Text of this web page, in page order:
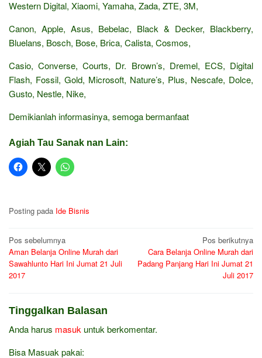
Western Digital, Xiaomi, Yamaha, Zada, ZTE, 3M,
Canon, Apple, Asus, Bebelac, Black & Decker, Blackberry,
Bluelans, Bosch, Bose, Brica, Calista, Cosmos,
Casio, Converse, Courts, Dr. Brown’s, Dremel, ECS, Digital
Flash, Fossil, Gold, Microsoft, Nature’s, Plus, Nescafe, Dolce,
Gusto, Nestle, Nike,
Demikianlah informasinya, semoga bermanfaat
Agiah Tau Sanak nan Lain:
Posting pada Ide Bisnis
Navigasi
pos
Pos sebelumnya
Aman Belanja Online Murah dari
Sawahlunto Hari Ini Jumat 21 Juli
2017
Pos berikutnya
Cara Belanja Online Murah dari
Padang Panjang Hari Ini Jumat 21
Juli 2017
Tinggalkan Balasan
Anda harus masuk untuk berkomentar.
Bisa Masuak pakai: